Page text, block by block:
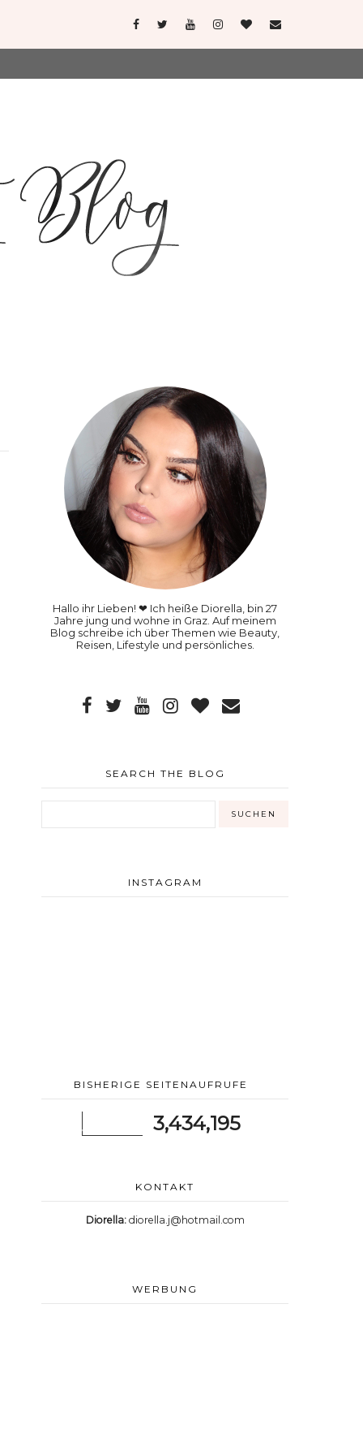
Hallo ihr Lieben! ❤ Ich heiße Diorella, bin 27
Jahre jung und wohne in Graz. Auf meinem
Blog schreibe ich über Themen wie Beauty,
Reisen, Lifestyle und persönliches.
SEARCH THE BLOG
INSTAGRAM
BISHERIGE SEITENAUFRUFE
3,434,195
KONTAKT
Diorella: diorella.j@hotmail.com
WERBUNG